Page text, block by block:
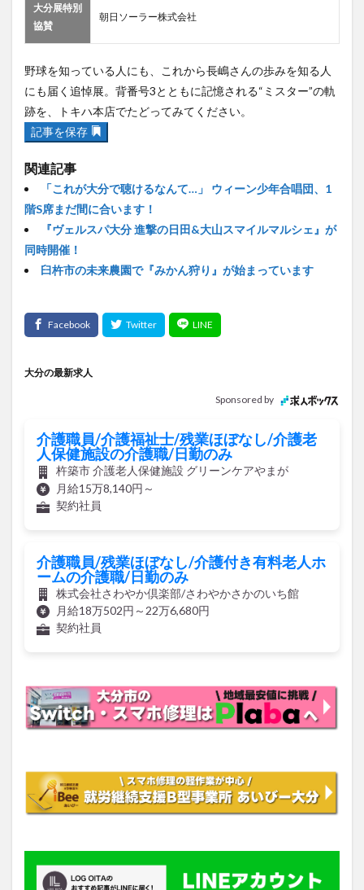
大分展特別
協賛
朝日ソーラー株式会社
野球を知っている人にも、これから長嶋さんの歩みを知る人
にも届く追悼展。背番号3とともに記憶される“ミスター”の軌
跡を、トキハ本店でたどってみてください。
記事を保存
関連記事
「これが大分で聴けるなんて…」 ウィーン少年合唱団、1
階S席まだ間に合います！
『ヴェルスパ大分 進撃の日田&大山スマイルマルシェ』が
同時開催！
臼杵市の未来農園で『みかん狩り』が始まっています
大分の最新求人
Sponsored by
介護職員/介護福祉士/残業ほぼなし/介護老
人保健施設の介護職/日勤のみ
杵築市 介護老人保健施設 グリーンケアやまが
月給15万8,140円～
契約社員
介護職員/残業ほぼなし/介護付き有料老人ホ
ームの介護職/日勤のみ
株式会社さわやか倶楽部/さわやかさかのいち館
月給18万502円～22万6,680円
契約社員